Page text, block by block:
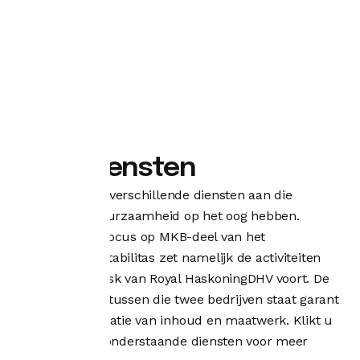
Onze diensten
Stabilitas biedt verschillende diensten aan die
allemaal de duurzaamheid op het oog hebben.
Daarbij ligt de focus op MKB-deel van het
bedrijfsleven. Stabilitas zet namelijk de activiteiten
van de MKB-desk van Royal HaskoningDHV voort. De
samenwerking tussen die twee bedrijven staat garant
voor de combinatie van inhoud en maatwerk. Klikt u
op één van de onderstaande diensten voor meer